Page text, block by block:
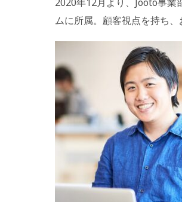
ムに所属。顧客視点を持ち